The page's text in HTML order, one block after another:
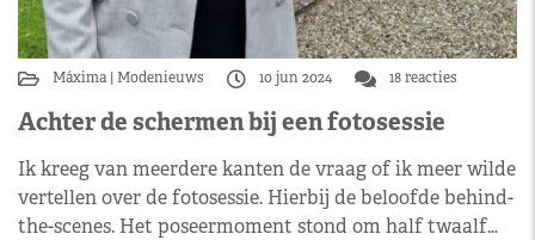
Máxima Modenieuws 10 jun 2024 18 reacties
Achter de schermen bij een fotosessie
Ik kreeg van meerdere kanten de vraag of ik meer wilde
vertellen over de fotosessie. Hierbij de beloofde behind-
the-scenes. Het poseermoment stond om half twaalf…